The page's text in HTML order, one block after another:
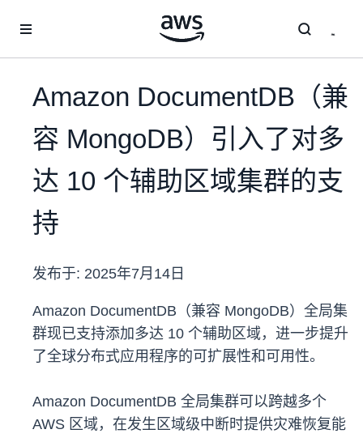
Amazon DocumentDB（兼
容 MongoDB）引入了对多
达 10 个辅助区域集群的支
持
发布于: 2025年7月14日
Amazon DocumentDB（兼容 MongoDB）全局集
群现已支持添加多达 10 个辅助区域，进一步提升
了全球分布式应用程序的可扩展性和可用性。
Amazon DocumentDB 全局集群可以跨越多个
AWS 区域，在发生区域级中断时提供灾难恢复能